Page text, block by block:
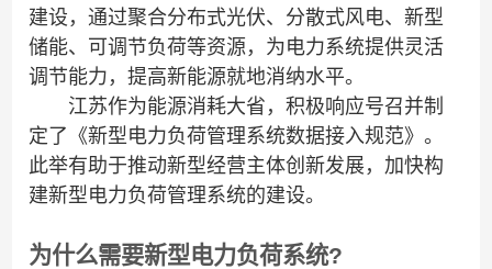
建设，通过聚合分布式光伏、分散式风电、新型
储能、可调节负荷等资源，为电力系统提供灵活
调节能力 ，提高新能源就地消纳水平。
江苏作为能源消耗大省，积极响应号召并制
定了《新型电力负荷管理系统数据接入规范》。
此举有助于推动新型经营主体创新发展，加快构
建新型电力负荷管理系统的建设。
为什么需要新型电力负荷系统?